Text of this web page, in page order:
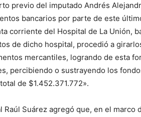
previo del imputado Andrés
bancarios por parte de este
corriente del Hospital de La Unión,
de dicho hospital, procedió a
mercantiles, logrando de esta
percibiendo o sustrayendo los
de $1.452.371.772».
Raúl Suárez agregó que, en el